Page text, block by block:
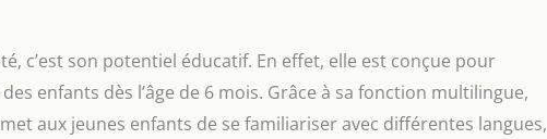
c’est son potentiel éducatif. En effet, elle est conçue pour
enfants dès l’âge de 6 mois. Grâce à sa fonction multilingue,
aux jeunes enfants de se familiariser avec différentes langues,